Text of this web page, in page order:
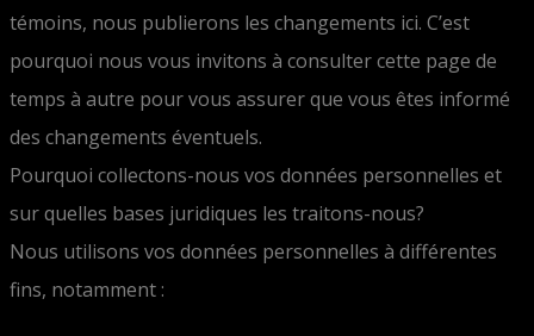
témoins, nous publierons les changements ici. C’est
pourquoi nous vous invitons à consulter cette page de
temps à autre pour vous assurer que vous êtes informé
des changements éventuels.
Pourquoi collectons-nous vos données personnelles et
sur quelles bases juridiques les traitons-nous?
Nous utilisons vos données personnelles à différentes
fins, notamment :